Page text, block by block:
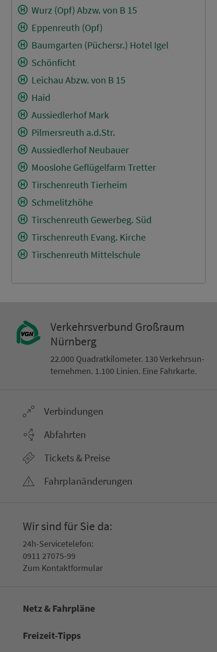
Wurz (Opf) Abzw. von B 15
Eppenreuth (Opf)
Baumgarten (Püchersr.) Hotel Igel
Schönficht
Leichau Abzw. von B 15
Haid
Aussiedlerhof Mark
Pilmersreuth a.d.Str.
Aussiedlerhof Neubauer
Mooslohe Geflügelfarm Tretter
Tirschenreuth Tierheim
Schmelitzhöhe
Tirschenreuth Gewerbeg. Süd
Tirschenreuth Evang. Kirche
Tirschenreuth Mittelschule
Ver­kehrs­ver­bund Groß­raum
Nürn­berg
22.000 Qua­drat­ki­lo­me­ter. 130 Ver­kehrs­un­
ter­neh­men. 1.100 Linien. Eine Fahr­kar­te.
Ver­bin­dungen
Abfahrten
Tickets & Preise
Fahr­plan­ände­rungen
Wir sind für Sie da:
24h-Ser­vice­te­le­fon:
0911 27075-99
Zum Kon­taktformular
Netz & Fahrpläne
Frei­zeit-Tipps